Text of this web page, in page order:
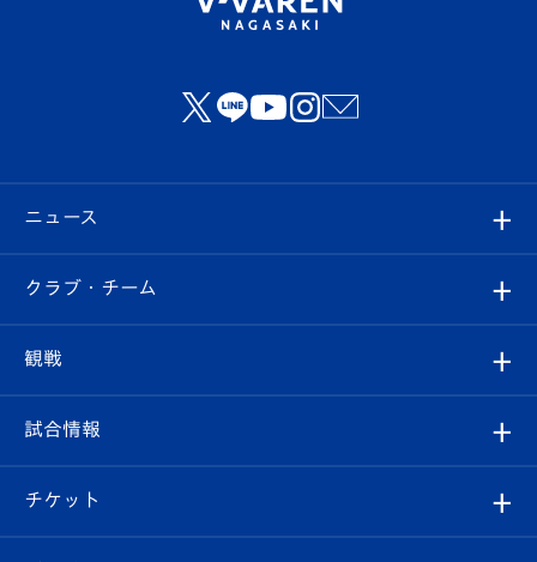
ニュース
すべて
クラブ
試合情報
クラブ・チーム
クラブ概要
エンブレム紹介
観戦
観戦ルール
はじめての観戦ガイド
試合情報
試合日程/結果
チケット